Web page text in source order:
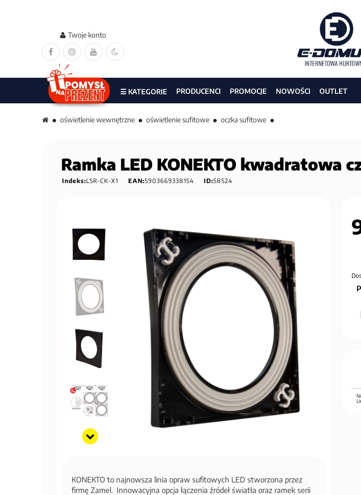
Twoje konto
☰ KATEGORIE PRODUCENCI PROMOCJE NOWOŚCI OUTLET
oświetlenie wewnętrzne oświetlenie sufitowe oczka sufitowe
Ramka LED KONEKTO kwadratowa
Indeks:LSR-CK-X1 EAN:5903669338154 ID:58524
KONEKTO to najnowsza linia opraw sufitowych LED stworzona przez
firmę Zamel. Innowacyjna opcja łączenia źródeł światła oraz ramek serii